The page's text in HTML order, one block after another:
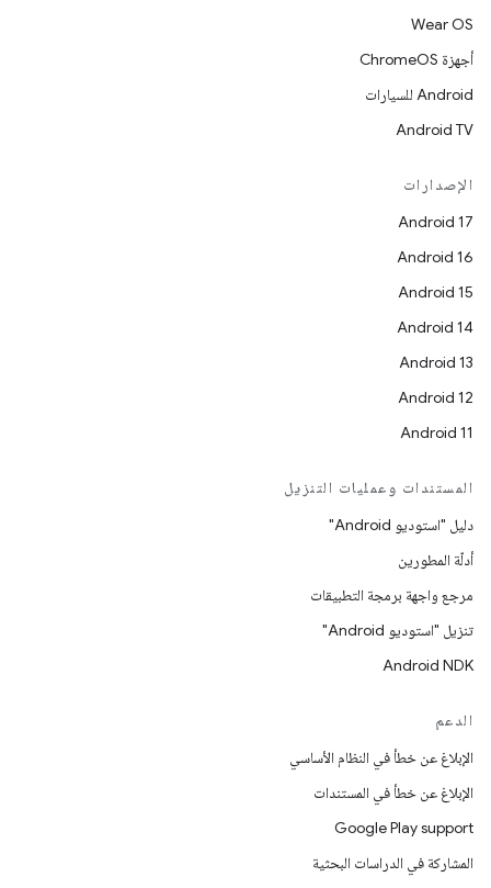
Wear OS
أجهزة ChromeOS
Android للسيارات
Android TV
الإصدارات
Android 17
Android 16
Android 15
Android 14
Android 13
Android 12
Android 11
المستندات وعمليات التنزيل
دليل "استوديو Android"
أدلّة المطورين
مرجع واجهة برمجة التطبيقات
تنزيل "استوديو Android"
Android NDK
الدعم
الإبلاغ عن خطأ في النظام الأساسي
الإبلاغ عن خطأ في المستندات
Google Play support
المشاركة في الدراسات البحثية